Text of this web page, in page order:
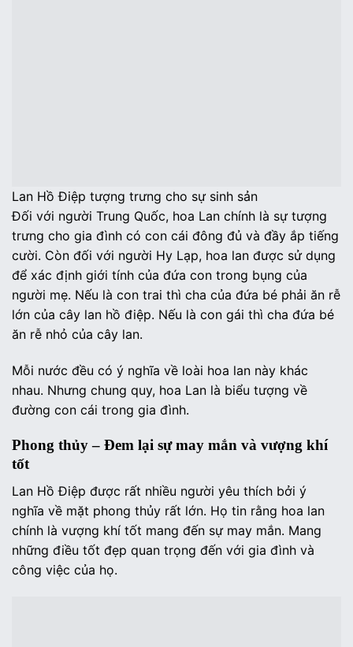
Lan Hồ Điệp tượng trưng cho sự sinh sản
Đối với người Trung Quốc, hoa Lan chính là sự tượng
trưng cho gia đình có con cái đông đủ và đầy ắp tiếng
cười. Còn đối với người Hy Lạp, hoa lan được sử dụng
để xác định giới tính của đứa con trong bụng của
người mẹ. Nếu là con trai thì cha của đứa bé phải ăn rễ
lớn của cây lan hồ điệp. Nếu là con gái thì cha đứa bé
ăn rễ nhỏ của cây lan.
Mỗi nước đều có ý nghĩa về loài hoa lan này khác
nhau. Nhưng chung quy, hoa Lan là biểu tượng về
đường con cái trong gia đình.
Phong thủy – Đem lại sự may mắn và vượng khí
tốt
Lan Hồ Điệp được rất nhiều người yêu thích bởi ý
nghĩa về mặt phong thủy rất lớn. Họ tin rằng hoa lan
chính là vượng khí tốt mang đến sự may mắn. Mang
những điều tốt đẹp quan trọng đến với gia đình và
công việc của họ.